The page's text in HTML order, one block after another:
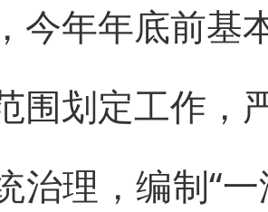
今年年底前基
围划定工作，
治理，编制“